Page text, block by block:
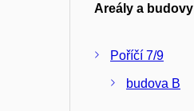
Areály a budovy
Poříčí 7/9
budova B